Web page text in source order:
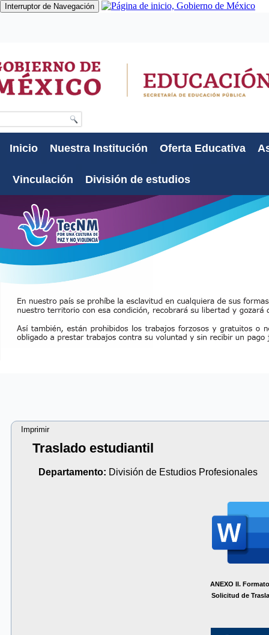
Interruptor de Navegación
Inicio Nuestra Institución Oferta Educativa
Vinculación División de estudios
Imprimir
Traslado estudiantil
Departamento: División de Estudios Profesionales
ANEXO II.
Solicitud de